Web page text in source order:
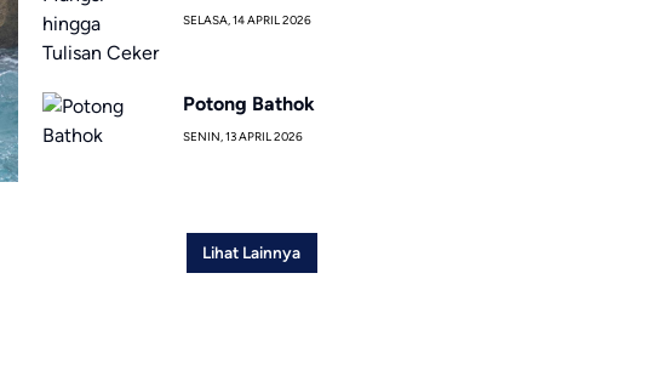
SELASA, 14 APRIL 2026
Potong Bathok
SENIN, 13 APRIL 2026
Lihat Lainnya